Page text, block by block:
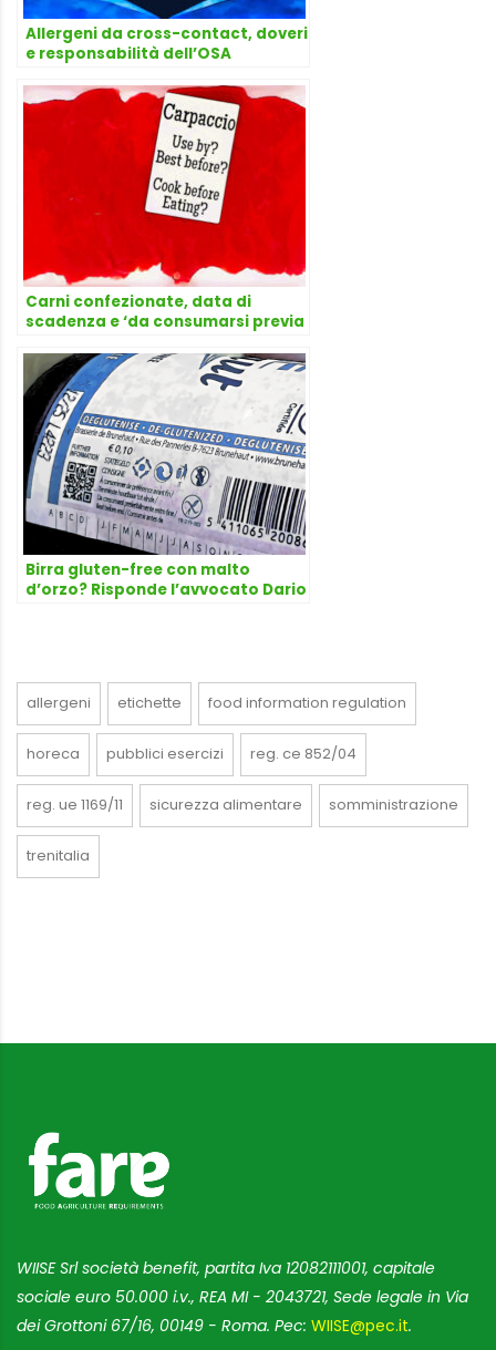
Allergeni da cross-contact, doveri
e responsabilità dell’OSA
Carni confezionate, data di
scadenza e ‘da consumarsi previa
Birra gluten-free con malto
d’orzo? Risponde l’avvocato Dario
allergeni etichette food information regulation
horeca pubblici esercizi reg. ce 852/04
reg. ue 1169/11 sicurezza alimentare somministrazione
trenitalia
WIISE Srl società benefit, partita Iva 12082111001, capitale
sociale euro 50.000 i.v., REA MI - 2043721, Sede legale in Via
dei Grottoni 67/16, 00149 - Roma. Pec: WIISE@pec.it.